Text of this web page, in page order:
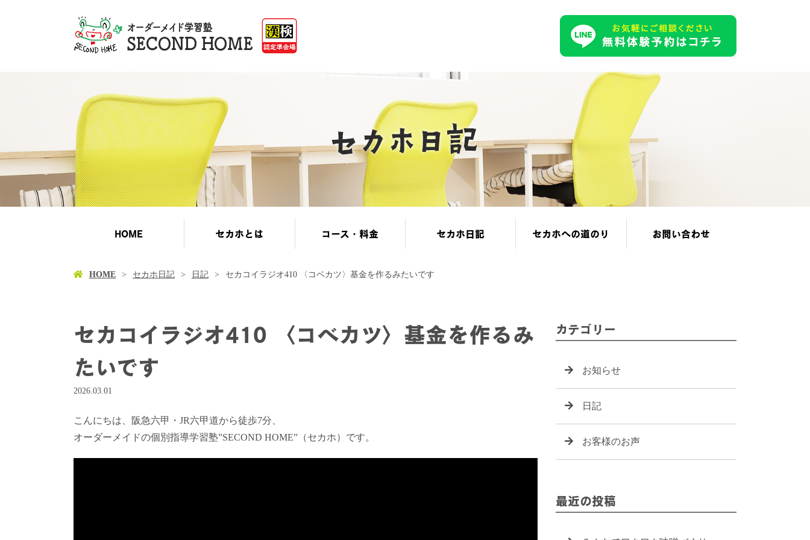
HOME セカホとは コース・料金 セカホ日記 セカホへの道のり お問い合わせ
HOME セカホ日記 日記 セカコイラジオ410 〈コベカツ〉基金を作るみたいです
セカコイラジオ410 〈コベカツ〉基金を作るみ
たいです
2026.03.01
こんにちは、阪急六甲・JR六甲道から徒歩7分、
オーダーメイドの個別指導学習塾”SECOND HOME”（セカホ）です。
カテゴリー
お知らせ
日記
お客様のお声
最近の投稿